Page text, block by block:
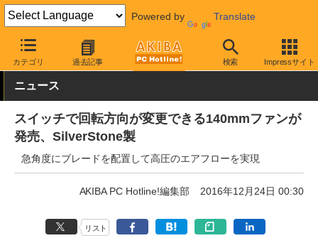
Powered by Translate
カテゴリ 過去記事 検索 Impressサイト
AKIBA PC Hotline! PCパーツ ファン関連製品 ケースファン
ニュース
スイッチで回転方向が変更できる140mmファンが
発売、SilverStone製
急角度にブレードを配置して高圧のエアフローを実現
AKIBA PC Hotline!編集部 2016年12月24日 00:30
リスト